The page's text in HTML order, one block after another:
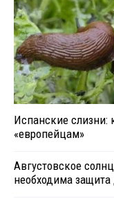
Испанские слизни:
«европейцам»
Августовское
необходима